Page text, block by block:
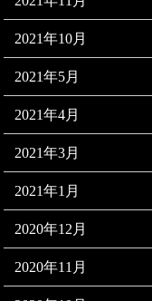
2021年10月
2021年5月
2021年4月
2021年3月
2021年1月
2020年12月
2020年11月